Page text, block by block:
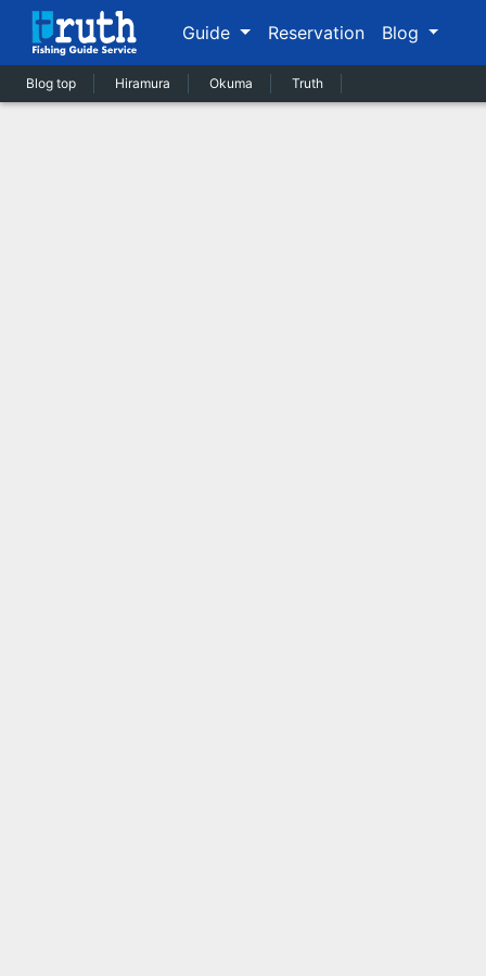
Guide Reservation Blog
Blog top Hiramura Okuma Truth